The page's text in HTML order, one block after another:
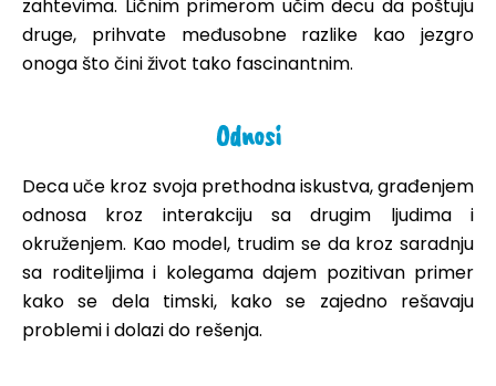
zahtevima. Ličnim primerom učim decu da poštuju
druge, prihvate međusobne razlike kao jezgro
onoga što čini život tako fascinantnim.
Odnosi
Deca uče kroz svoja prethodna iskustva, građenjem
odnosa kroz interakciju sa drugim ljudima i
okruženjem. Kao model, trudim se da kroz saradnju
sa roditeljima i kolegama dajem pozitivan primer
kako se dela timski, kako se zajedno rešavaju
problemi i dolazi do rešenja.